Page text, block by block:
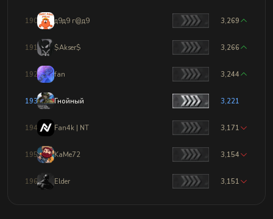
190 д9д9 г@д9 3,269
191 $Akser$ 3,266
192 fan 3,244
193 Гнойный 3,221
194 Fan4k | NT 3,171
195 KaMe72 3,154
196 Elder 3,151